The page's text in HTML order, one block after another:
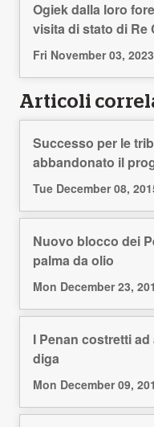
Ogiek dalla loro
visita di stato di Re
Fri November 03, 2023
Articoli
Successo per le
abbandonato il
Tue December 08,
Nuovo blocco dei
palma da olio
Mon December 23,
I Penan costretti
diga
Mon December 09,